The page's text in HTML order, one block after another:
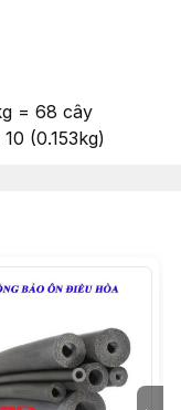
= 68 cây
(0.153kg)